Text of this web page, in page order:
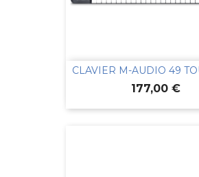
CLAVIER M-AUDIO 49
Prix
177,00 €